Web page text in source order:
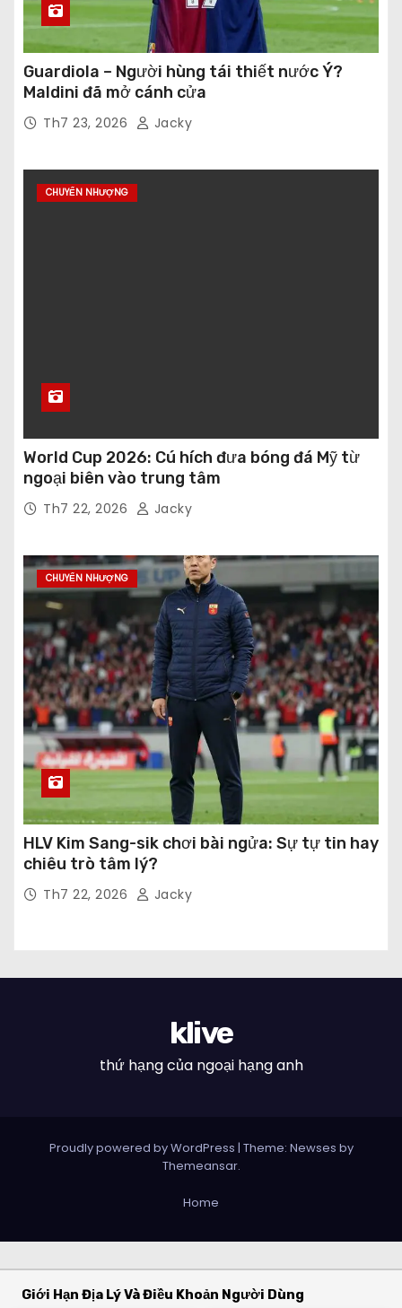
Guardiola – Người hùng tái thiết nước Ý?
Maldini đã mở cánh cửa
Th7 23, 2026 Jacky
CHUYỂN NHƯỢNG
World Cup 2026: Cú hích đưa bóng đá Mỹ từ
ngoại biên vào trung tâm
Th7 22, 2026 Jacky
CHUYỂN NHƯỢNG
HLV Kim Sang-sik chơi bài ngửa: Sự tự tin hay
chiêu trò tâm lý?
Th7 22, 2026 Jacky
klive
thứ hạng của ngoại hạng anh
Proudly powered by WordPress | Theme: Newses by
Themeansar.
Home
Giới Hạn Địa Lý Và Điều Khoản Người Dùng